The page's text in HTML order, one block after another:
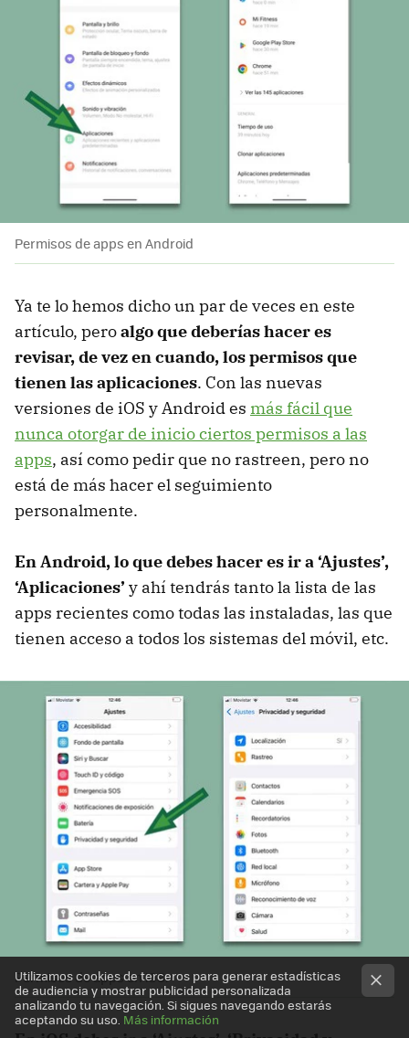
Permisos de apps en Android
Ya te lo hemos dicho un par de veces en este
artículo, peroalgo que deberías hacer es
revisar, de vez en cuando, los permisos que
tienen las aplicaciones. Con las nuevas
versiones de iOS y Android es más fácil que
nunca otorgar de inicio ciertos permisos a las
apps, así como pedir que no rastreen, pero no
está de más hacer el seguimiento
personalmente.
En Android, lo que debes hacer es ir a ‘Ajustes’,
‘Aplicaciones’ y ahí tendrás tanto la lista de las
apps recientes como todas las instaladas, las que
tienen acceso a todos los sistemas del móvil, etc.
Permisos de apps en iOS.
Utilizamos cookies de terceros para generar estadísticas
de audiencia y mostrar publicidad personalizada
analizando tu navegación. Si sigues navegando estarás
aceptando su uso. Más información